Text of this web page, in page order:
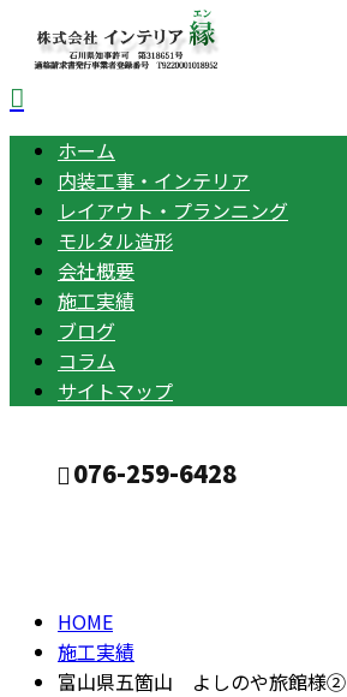
ホーム
内装工事・インテリア
レイアウト・プランニング
モルタル造形
会社概要
施工実績
ブログ
コラム
サイトマップ
076-259-6428
HOME
施工実績
富山県五箇山 よしのや旅館様②